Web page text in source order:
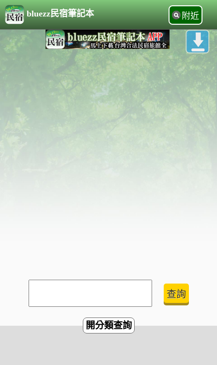
bluezz民宿筆記本 附近
開分類查詢